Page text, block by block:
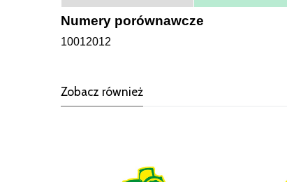
Numery porównawcze
10012012
Zobacz również